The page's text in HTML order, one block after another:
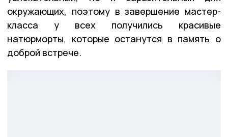
окружающих, поэтому в завершение мастер-
класса у всех получились красивые
натюрморты, которые останутся в память о
доброй встрече.